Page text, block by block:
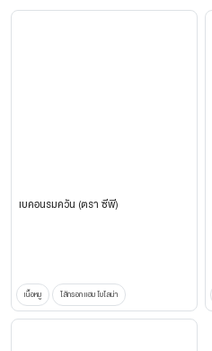
เบคอนรมควัน (ตรา ซีพี)
เนื้อหมู ไส้กรอก แฮม โบโลน่า